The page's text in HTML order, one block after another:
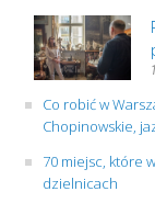
Co robić w
Chopinowskie,
70 miejsc, które
dzielnicach